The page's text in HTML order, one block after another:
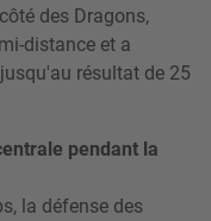
des Dragons,
distance et a
résultat de 25
pendant la
la défense des